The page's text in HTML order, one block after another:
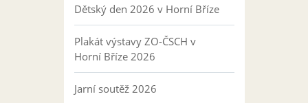
Dětský den 2026 v Horní Bříze
Plakát výstavy ZO-ČSCH v
Horní Bříze 2026
Jarní soutěž 2026